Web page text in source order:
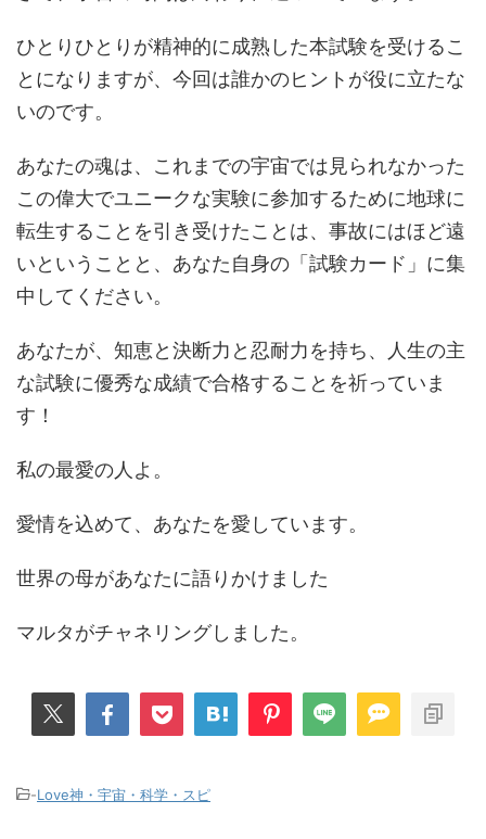
ひとりひとりが精神的に成熟した本試験を受けるこ
とになりますが、今回は誰かのヒントが役に立たな
いのです。
あなたの魂は、これまでの宇宙では見られなかった
この偉大でユニークな実験に参加するために地球に
転生することを引き受けたことは、事故にはほど遠
いということと、あなた自身の「試験カード」に集
中してください。
あなたが、知恵と決断力と忍耐力を持ち、人生の主
な試験に優秀な成績で合格することを祈っていま
す！
私の最愛の人よ。
愛情を込めて、あなたを愛しています。
世界の母があなたに語りかけました
マルタがチャネリングしました。
-Love神・宇宙・科学・スピ